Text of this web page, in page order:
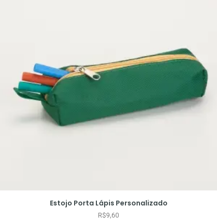
Estojo Porta Lápis Personalizado
R$9,60